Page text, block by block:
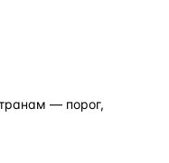
— порог,